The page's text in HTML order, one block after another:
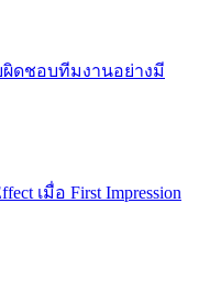
ผิดชอบทีมงานอย่างมี
เมื่อ First Impression